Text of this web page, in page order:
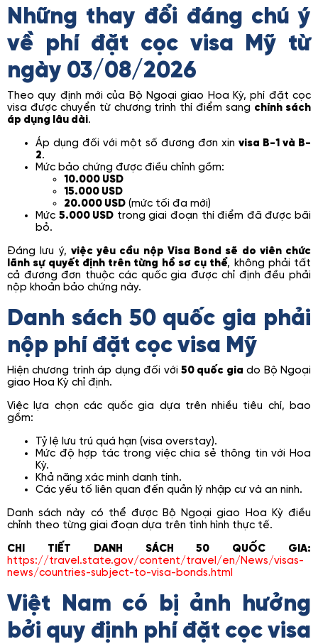
Những thay đổi đáng chú ý
về phí đặt cọc visa Mỹ từ
ngày 03/08/2026
Theo quy định mới của Bộ Ngoại giao Hoa Kỳ, phí đặt cọc
visa được chuyển từ chương trình thí điểm sang chính sách
áp dụng lâu dài.
Áp dụng đối với một số đương đơn xin visa B-1 và B-
2.
Mức bảo chứng được điều chỉnh gồm:
10.000 USD
15.000 USD
20.000 USD (mức tối đa mới)
Mức 5.000 USD trong giai đoạn thí điểm đã được bãi
bỏ.
Đáng lưu ý, việc yêu cầu nộp Visa Bond sẽ do viên chức
lãnh sự quyết định trên từng hồ sơ cụ thể, không phải tất
cả đương đơn thuộc các quốc gia được chỉ định đều phải
nộp khoản bảo chứng này.
Danh sách 50 quốc gia phải
nộp phí đặt cọc visa Mỹ
Hiện chương trình áp dụng đối với 50 quốc gia do Bộ Ngoại
giao Hoa Kỳ chỉ định.
Việc lựa chọn các quốc gia dựa trên nhiều tiêu chí, bao
gồm:
Tỷ lệ lưu trú quá hạn (visa overstay).
Mức độ hợp tác trong việc chia sẻ thông tin với Hoa
Kỳ.
Khả năng xác minh danh tính.
Các yếu tố liên quan đến quản lý nhập cư và an ninh.
Danh sách này có thể được Bộ Ngoại giao Hoa Kỳ điều
chỉnh theo từng giai đoạn dựa trên tình hình thực tế.
CHI TIẾT DANH SÁCH 50 QUỐC GIA:
https://travel.state.gov/content/travel/en/News/visas-
news/countries-subject-to-visa-bonds.html
Việt Nam có bị ảnh hưởng
bởi quy định phí đặt cọc visa